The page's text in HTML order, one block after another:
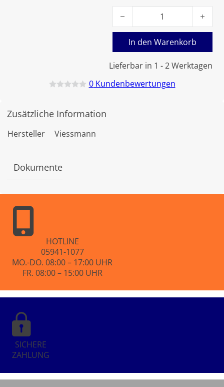
Lieferbar in 1 - 2 Werktagen
Viessmann
In den Warenkorb
e
t
v
0Kundenbewertungen
Zusätzliche Information
Hersteller Viessmann
Dokumente
HOTLINE
05941-1077
MO.-DO. 08:00 – 17:00 UHR
FR. 08:00 – 15:00 UHR
SICHERE
ZAHLUNG